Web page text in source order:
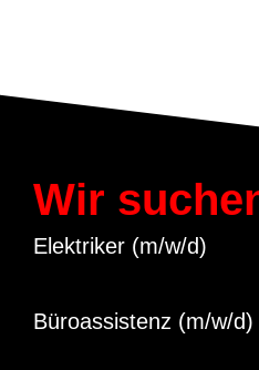
Wir
Elektriker (m/w/d)
Büroassistenz (m/w/d)